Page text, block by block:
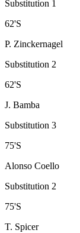
Substitution 1
62'S
P. Zinckernagel
Substitution 2
62'S
J. Bamba
Substitution 3
75'S
Alonso Coello
Substitution 2
75'S
T. Spicer